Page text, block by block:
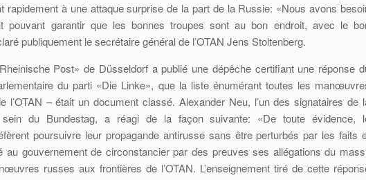
rapidement à une attaque surprise de la part de la Russie: «Nous avons
pouvant garantir que les bonnes troupes sont au bon endroit, avec le
publiquement le secrétaire général de l’OTAN Jens Stoltenberg.
Post» de Düsseldorf a publié une dépêche certifiant une réponse
du parti «Die Linke», que la liste énumérant toutes les
l’OTAN – était un document classé. Alexander Neu, l’un des signataires de
sein du Bundestag, a réagi de la façon suivante: «De toute évidence,
poursuivre leur propagande antirusse sans être perturbés par les faits
au gouvernement de circonstancier par des preuves ses allégations du
russes aux frontières de l’OTAN. L’enseignement tiré de cette